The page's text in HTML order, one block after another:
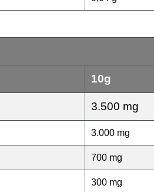
10g
3.500 mg
3.000 mg
700 mg
300 mg